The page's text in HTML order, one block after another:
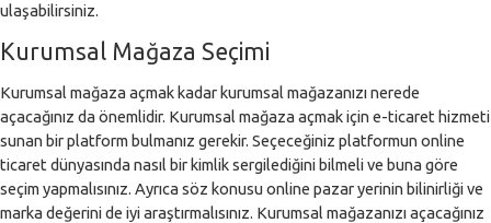
ulaşabilirsiniz.
Kurumsal Mağaza Seçimi
Kurumsal mağaza açmak kadar kurumsal mağazanızı nerede
açacağınız da önemlidir. Kurumsal mağaza açmak için e-ticaret hizmeti
sunan bir platform bulmanız gerekir. Seçeceğiniz platformun online
ticaret dünyasında nasıl bir kimlik sergilediğini bilmeli ve buna göre
seçim yapmalısınız. Ayrıca söz konusu online pazar yerinin bilinirliği ve
marka değerini de iyi araştırmalısınız. Kurumsal mağazanızı açacağınız